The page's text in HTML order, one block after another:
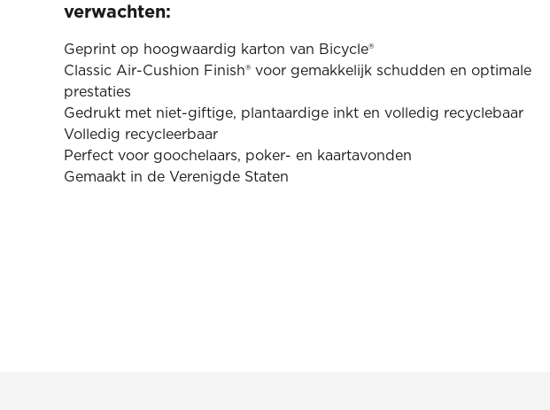
verwachten:
Geprint op hoogwaardig karton van Bicycle®
Classic Air-Cushion Finish® voor gemakkelijk schudden en optimale
prestaties
Gedrukt met niet-giftige, plantaardige inkt en volledig recyclebaar
Volledig recycleerbaar
Perfect voor goochelaars, poker- en kaartavonden
Gemaakt in de Verenigde Staten